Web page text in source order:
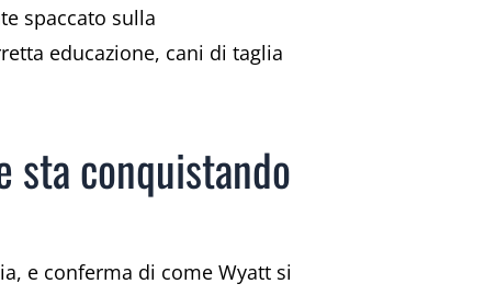
spaccato sulla
educazione, cani di taglia
sta conquistando
e conferma di come Wyatt si